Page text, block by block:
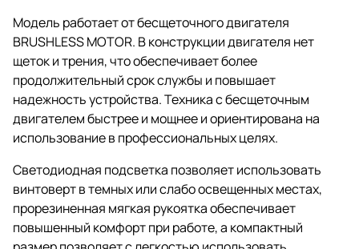
Модель работает от бесщеточного двигателя
BRUSHLESS MOTOR. В конструкции двигателя нет
щеток и трения, что обеспечивает более
продолжительный срок службы и повышает
надежность устройства. Техника с бесщеточным
двигателем быстрее и мощнее и ориентирована на
использование в профессиональных целях.
Светодиодная подсветка позволяет использовать
винтоверт в темных или слабо освещенных местах,
прорезиненная мягкая рукоятка обеспечивает
повышенный комфорт при работе, а компактный